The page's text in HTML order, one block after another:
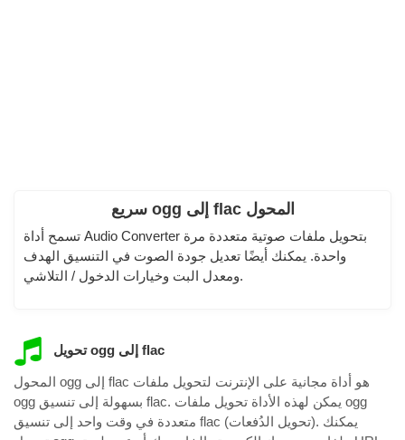
سريع ogg إلى flac المحول
تسمح أداة Audio Converter بتحويل ملفات صوتية متعددة مرة
واحدة. يمكنك أيضًا تعديل جودة الصوت في التنسيق الهدف
ومعدل البت وخيارات الدخول / التلاشي.
تحويل ogg إلى flac
المحول ogg إلى flac هو أداة مجانية على الإنترنت لتحويل ملفات
ogg بسهولة إلى تنسيق flac. يمكن لهذه الأداة تحويل ملفات ogg
متعددة في وقت واحد إلى تنسيق flac (تحويل الدُفعات). يمكنك